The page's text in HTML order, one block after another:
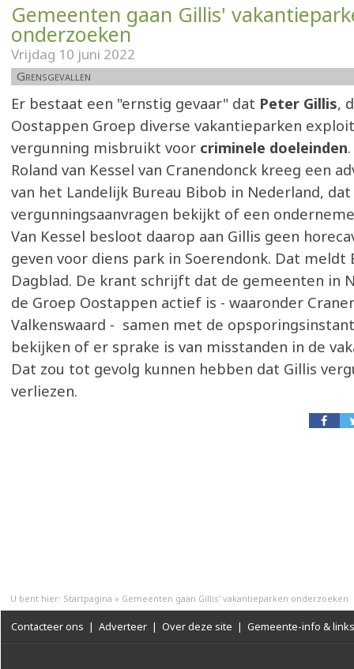
Gemeenten gaan Gillis'
onderzoeken
Vrijdag 10 juni 2022
Grensgevallen
Er bestaat een "ernstig gevaar" dat Peter Gillis,
Oostappen Groep diverse vakantieparken
vergunning misbruikt voor criminele doeleinden
Roland van Kessel van Cranendonck kreeg een
van het Landelijk Bureau Bibob in Nederland,
vergunningsaanvragen bekijkt of een
Van Kessel besloot daarop aan Gillis geen
geven voor diens park in Soerendonk. Dat meldt
Dagblad. De krant schrijft dat de gemeenten in
de Groep Oostappen actief is - waaronder
Valkenswaard - samen met de
bekijken of er sprake is van misstanden in de
Dat zou tot gevolg kunnen hebben dat Gillis
verliezen.
U bent hier: Startpagina » Gemeenten gaan Gillis' vakantieparken onderzoeken
Contacteer ons | Adverteer | Over deze site | Gemeente-info & links